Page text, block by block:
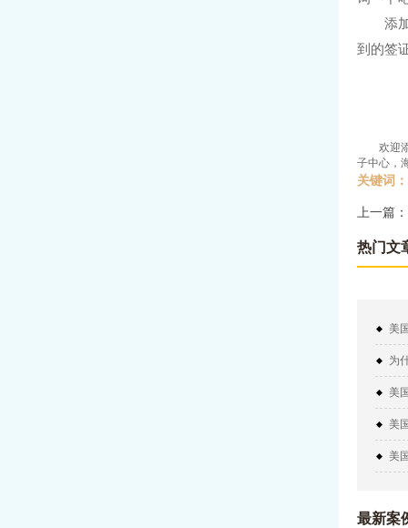
添
到的签
欢迎
子中心，
关键词：
上一篇：
热门文
美
为
美
美
美
最新案